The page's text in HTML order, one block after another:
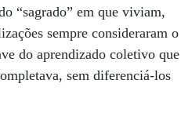
“sagrado” em que viviam,
sempre consideraram o
do aprendizado coletivo que
sem diferenciá-los